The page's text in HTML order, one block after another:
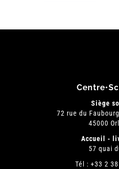
Siège
72 rue du
45000
Accueil -
57 quai
Tél : +33 2